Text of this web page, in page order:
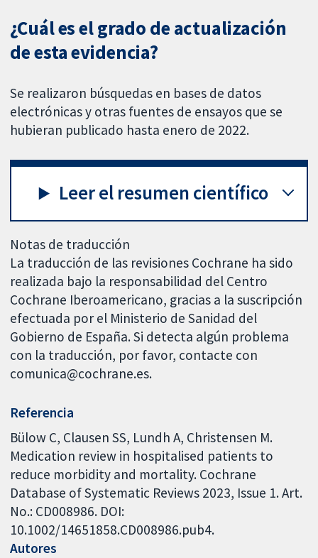
¿Cuál es el grado de actualización
de esta evidencia?
Se realizaron búsquedas en bases de datos
electrónicas y otras fuentes de ensayos que se
hubieran publicado hasta enero de 2022.
Leer el resumen científico
Notas de traducción
La traducción de las revisiones Cochrane ha sido
realizada bajo la responsabilidad del Centro
Cochrane Iberoamericano, gracias a la suscripción
efectuada por el Ministerio de Sanidad del
Gobierno de España. Si detecta algún problema
con la traducción, por favor, contacte con
comunica@cochrane.es.
Referencia
Bülow C, Clausen SS, Lundh A, Christensen M.
Medication review in hospitalised patients to
reduce morbidity and mortality. Cochrane
Database of Systematic Reviews 2023, Issue 1. Art.
No.: CD008986. DOI:
10.1002/14651858.CD008986.pub4.
Autores